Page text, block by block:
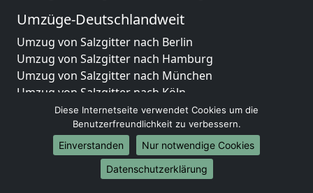
Umzüge-Deutschlandweit
Umzug von Salzgitter nach Berlin
Umzug von Salzgitter nach Hamburg
Umzug von Salzgitter nach München
Umzug von Salzgitter nach Köln
Umzug von Salzgitter nach Frankfurt am Main
Umzug von Salzgitter nach Stuttgart
Umzug von Salzgitter nach Düsseldorf
Umzug von Salzgitter nach Leipzig
Umzug von Salzgitter nach Dortmund
Diese Internetseite verwendet Cookies um die
Benutzerfreundlichkeit zu verbessern.
Einverstanden
Nur notwendige Cookies
Datenschutzerklärung